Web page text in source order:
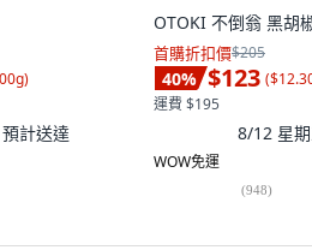
)
預計送達
OTOKI 不倒翁 黑胡
首購折扣價$205
40% $123 (
運費 $195
8/12 星
WOW免運
(948)